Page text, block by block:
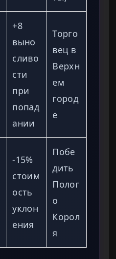
+8
выно
сливо
сти
при
попад
ании
Торго
вец в
Верхн
ем
город
е
-15%
стоим
ость
уклон
ения
Побе
дить
Полог
о
Корол
я